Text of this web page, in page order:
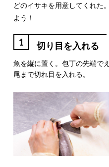
どのイサキを用意してくれた
よう！
1 切り目を入れる
魚を縦に置く。包丁の先端で
尾まで切れ目を入れる。